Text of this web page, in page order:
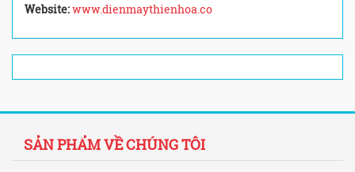
Website:www.dienmaythienhoa.co
SẢN PHẨM VỀ CHÚNG TÔI